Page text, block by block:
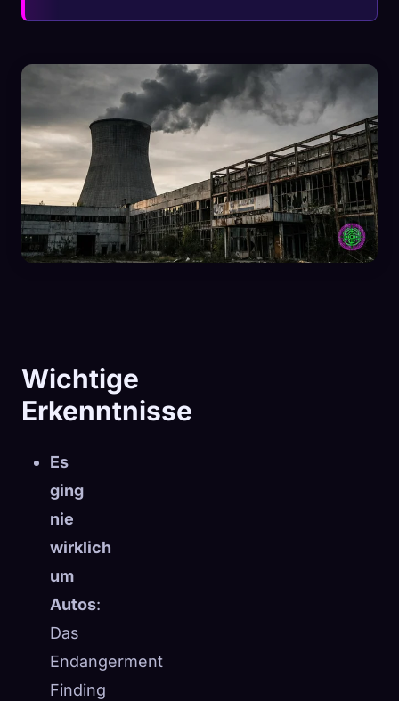
Wichtige
Erkenntnisse
Es
ging
nie
wirklich
um
Autos:
Das
Endangerment
Finding
🧬
☁️Speichere deine Sammlung auf allen Geräten